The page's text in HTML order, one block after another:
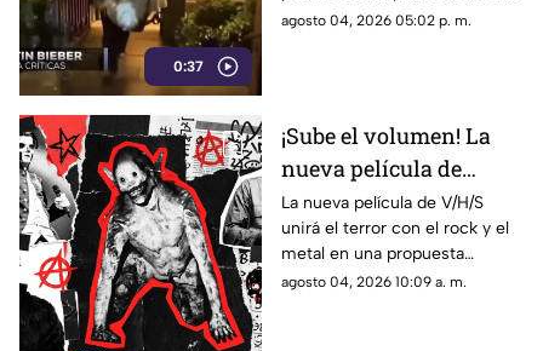
0:37
paseo familiar en yate,
agosto 04, 2026 05:02 p. m.
¡Sube el volumen! La
nueva película de
V/H/S unirá terror y
metal
La nueva película de V/H/S
unirá el terror con el rock y el
metal en una propuesta
cargada de efectos prácticos y
agosto 04, 2026 10:09 a. m.